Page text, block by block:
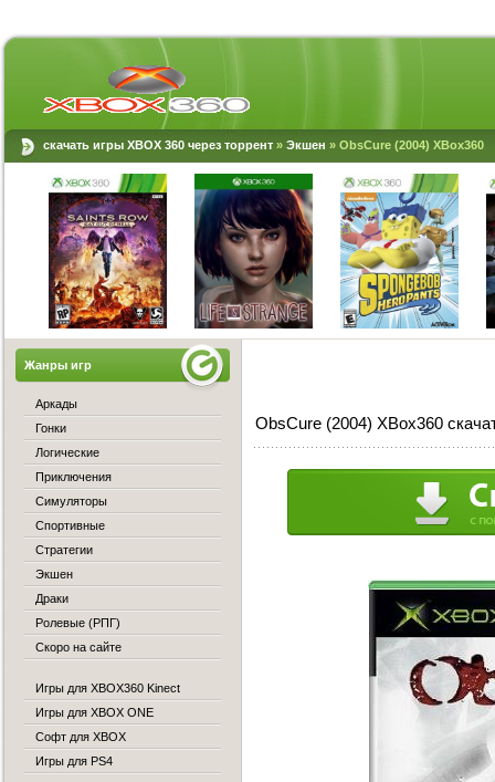
скачать игры XBOX 360 через торрент » Экшен » ObsCure (2004) XBox360
ObsCure (2004) XBox360
Жанры игр
Аркады
Гонки
Логические
Приключения
Симуляторы
Спортивные
Стратегии
Экшен
Драки
Ролевые (РПГ)
Скоро на сайте
Игры для XBOX360 Kinect
Игры для XBOX ONE
Софт для XBOX
Игры для PS4